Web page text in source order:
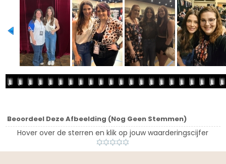
Beoordeel Deze Afbeelding (Nog Geen Stemmen)
Hover over de sterren en klik op jouw waarderingscijfer